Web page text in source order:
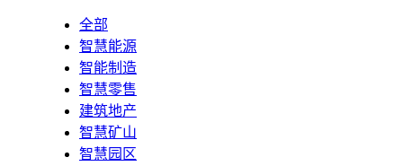
全部
智慧能源
智能制造
智慧零售
建筑地产
智慧矿山
智慧园区